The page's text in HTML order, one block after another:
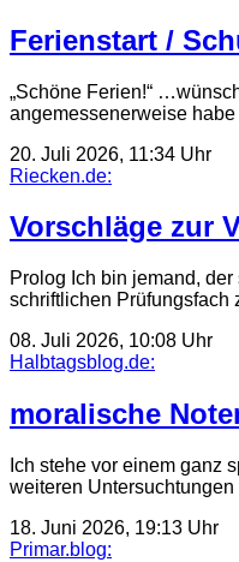
Ferienstart /
„Schöne Ferien!“
angemessenerweise
20. Juli 2026, 11:34 Uhr
Riecken.de:
Vorschläge zur
Prolog Ich bin jemand,
schriftlichen
08. Juli 2026, 10:08 Uhr
Halbtagsblog.de:
moralische
Ich stehe vor einem ganz
weiteren
18. Juni 2026, 19:13 Uhr
Primar.blog: